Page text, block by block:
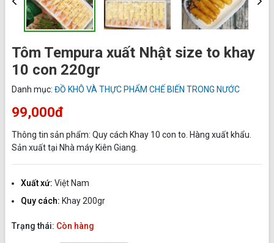
Tôm Tempura xuất Nhật size to khay
10 con 220gr
Danh mục: ĐỒ KHÔ VÀ THỰC PHẨM CHẾ BIẾN TRONG NƯỚC
99,000đ
Thông tin sản phẩm: Quy cách Khay 10 con to. Hàng xuất khẩu.
Sản xuất tại Nhà máy Kiên Giang.
Xuất xứ: Việt Nam
Quy cách: Khay 200gr
Trạng thái: Còn hàng